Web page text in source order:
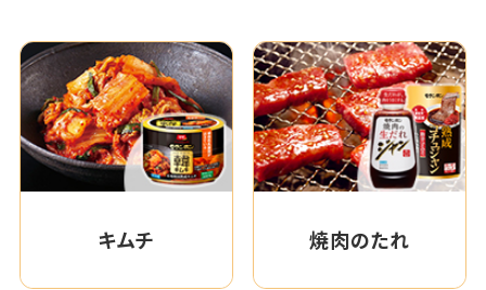
キムチ 焼肉のたれ